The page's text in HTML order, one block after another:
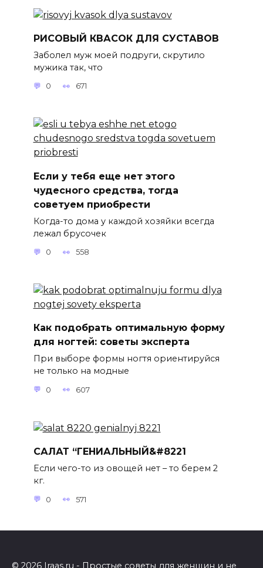
РИСОВЫЙ КВАСОК ДЛЯ СУСТАВОВ
Заболел муж моей подруги, скрутило
мужика так, что
0 671
Если у тебя еще нет этого
чудесного средства, тогда
советуем приобрести
Когда-то дома у каждой хозяйки всегда
лежал брусочек
0 558
Как подобрать оптимальную форму
для ногтей: советы эксперта
При выборе формы ногтя ориентируйся
не только на модные
0 607
САЛАТ “ГЕНИАЛЬНЫЙ&#8221
Если чего-то из овощей нет – то берем 2
кг.
0 571